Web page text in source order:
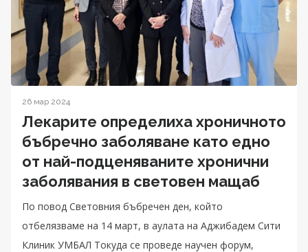
26 мар 2024
Лекарите определиха хроничното
бъбречно заболяване като едно
от най-подценяваните хронични
заболявания в световен мащаб
По повод Световния бъбречен ден, който
отбелязваме на 14 март, в аулата на Аджибадем Сити
Клиник УМБАЛ Токуда се проведе научен форум,